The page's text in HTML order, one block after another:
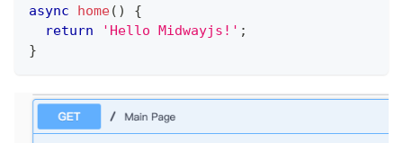
async
home( )
{
return
'Hello Midwayjs!' ;
}